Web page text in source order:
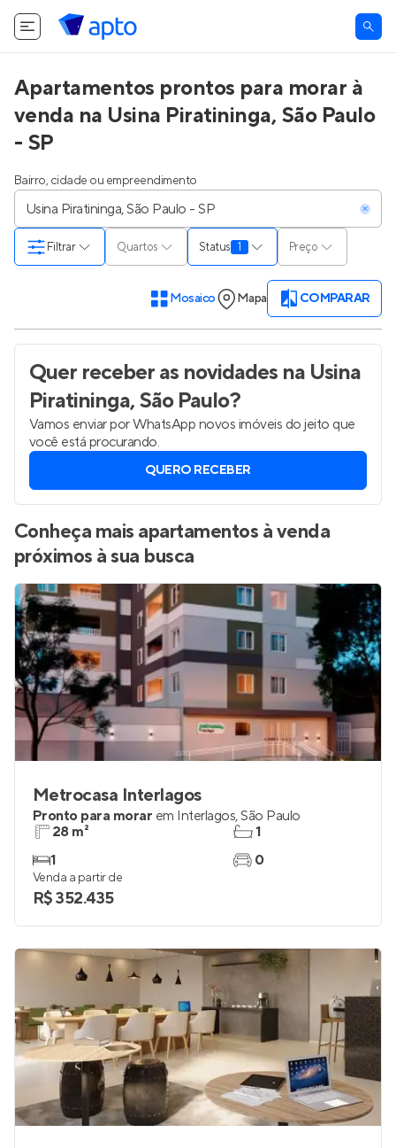
Apartamentos prontos para morar à
venda na Usina Piratininga, São Paulo
- SP
Bairro, cidade ou empreendimento
Quartos Status 1 Preço
Filtrar
Mosaico Mapa COMPARAR
Quer receber as novidades na Usina
Piratininga, São Paulo?
Vamos enviar por WhatsApp novos imóveis do jeito que
você está procurando.
QUERO RECEBER
Conheça mais apartamentos à venda
próximos à sua busca
Metrocasa Interlagos
Pronto para morar em Interlagos,São Paulo
28 m²
1
1
0
Venda a partir de
R$ 352.435